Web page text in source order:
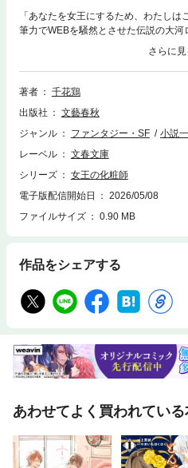
「あなたを女王にするため、わたし
筆力でWEBを騒然とさせた伝説の大
すじ】 小国デルリゲイリアの花街で
イ。そんなダイの下にある日、貴族の
は、自らが仕えるミズウィーリ家の令
いと申し出る。 男の狙いは、今まさに
王の化粧師」（全4巻）を3巻分に再編
底本としています。
著者
千花鶏
出版社
文藝春秋
ジャンル
ファンタジー・SF
小説
レーベル
文春文庫
シリーズ
女王の化粧師
電子版配信開始日
2026/05/08
ファイルサイズ
0.90 MB
作品をシェアする
あわせてよく買われている